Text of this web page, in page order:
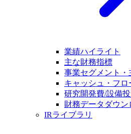
業績ハイライト
主な財務指標
事業セグメント・
キャッシュ・フロ
研究開発費/設備
財務データダウン
IRライブラリ